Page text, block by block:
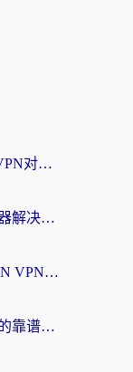
Malus VPN好用吗？和极闪回国VPN对比哪个回国效果更好？海外党亲测3款加速器+避坑指南
海外党必看：如何通过试用加速器解决国内APP地区限制？附2026最新对比测评
雷神手游VPN好用吗？和SpeedCN VPN对比哪个回国效果更好？海外党亲测3款加速器+避坑指南
海外党别踩坑：免费回国节点真的靠谱吗？教你选对加速器无缝访问国内资源